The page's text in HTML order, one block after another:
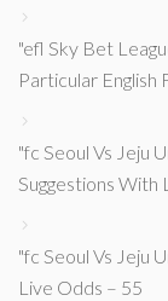
"efl Sky Bet
Particular English
"fc Seoul Vs Jeju
Suggestions With
"fc Seoul Vs Jeju
Live Odds – 55